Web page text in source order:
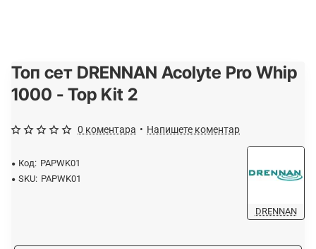
-20% ОЧАКВАЙТЕ
Топ сет DRENNAN Acolyte Pro Whip
1000 - Top Kit 2
Код: PAPWK01
SKU: PAPWK01
DRENNAN
0 коментара • Напишете коментар